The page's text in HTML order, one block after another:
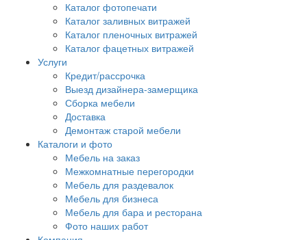
Каталог фотопечати
Каталог заливных витражей
Каталог пленочных витражей
Каталог фацетных витражей
Услуги
Кредит/рассрочка
Выезд дизайнера-замерщика
Сборка мебели
Доставка
Демонтаж старой мебели
Каталоги и фото
Мебель на заказ
Межкомнатные перегородки
Мебель для раздевалок
Мебель для бизнеса
Мебель для бара и ресторана
Фото наших работ